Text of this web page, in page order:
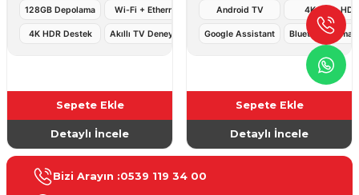
128GB Depolama Wi-Fi + Ethernet
4K HDR Destek Akıllı TV Deneyimi
Sepete Ekle
Detaylı İncele
Android TV 4K Ultra HD
Google Assistant Bluetooth
Sepete Ekle
Detaylı İncele
Bizi Arayın :0539 119 34 00